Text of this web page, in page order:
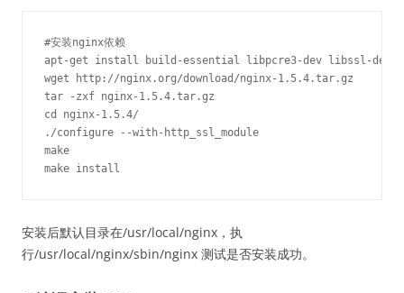
#安装nginx依赖
apt-get install build-essential libpcre3-dev libssl-dev
wget http://nginx.org/download/nginx-1.5.4.tar.gz
tar -zxf nginx-1.5.4.tar.gz
cd nginx-1.5.4/
./configure --with-http_ssl_module
make
make install
安装后默认目录在/usr/local/nginx，执
行/usr/local/nginx/sbin/nginx 测试是否安装成功。